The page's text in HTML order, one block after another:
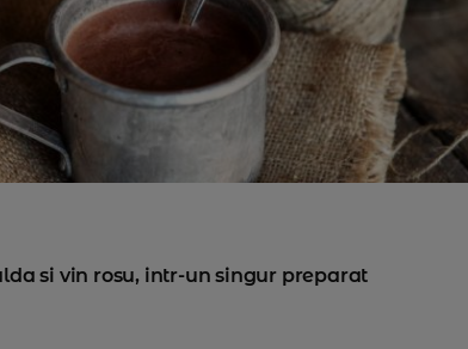
si vin rosu, intr-un singur preparat